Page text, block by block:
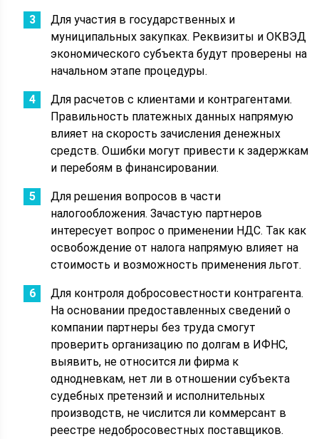
Для участия в государственных и
муниципальных закупках. Реквизиты и ОКВЭД
экономического субъекта будут проверены на
начальном этапе процедуры.
Для расчетов с клиентами и контрагентами.
Правильность платежных данных напрямую
влияет на скорость зачисления денежных
средств. Ошибки могут привести к задержкам
и перебоям в финансировании.
Для решения вопросов в части
налогообложения. Зачастую партнеров
интересует вопрос о применении НДС. Так как
освобождение от налога напрямую влияет на
стоимость и возможность применения льгот.
Для контроля добросовестности контрагента.
На основании предоставленных сведений о
компании партнеры без труда смогут
проверить организацию по долгам в ИФНС,
выявить, не относится ли фирма к
однодневкам, нет ли в отношении субъекта
судебных претензий и исполнительных
производств, не числится ли коммерсант в
реестре недобросовестных поставщиков.